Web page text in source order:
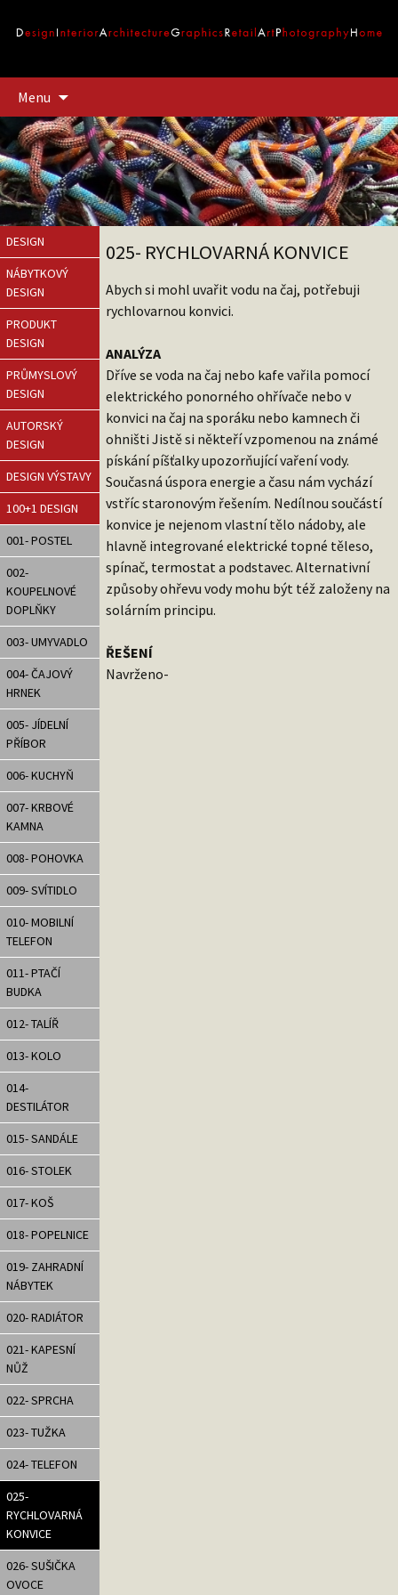
Menu
obsahu
webu
DESIGN
NÁBYTKOVÝ
DESIGN
PRODUKT
DESIGN
PRŮMYSLOVÝ
DESIGN
AUTORSKÝ
DESIGN
DESIGN VÝSTAVY
100+1 DESIGN
001- POSTEL
002-
KOUPELNOVÉ
DOPLŇKY
003- UMYVADLO
004- ČAJOVÝ
HRNEK
005- JÍDELNÍ
PŘÍBOR
006- KUCHYŇ
007- KRBOVÉ
KAMNA
008- POHOVKA
009- SVÍTIDLO
010- MOBILNÍ
TELEFON
011- PTAČÍ
BUDKA
012- TALÍŘ
013- KOLO
014-
DESTILÁTOR
015- SANDÁLE
016- STOLEK
017- KOŠ
018- POPELNICE
019- ZAHRADNÍ
NÁBYTEK
020- RADIÁTOR
021- KAPESNÍ
NŮŽ
022- SPRCHA
023- TUŽKA
024- TELEFON
025-
RYCHLOVARNÁ
KONVICE
026- SUŠIČKA
OVOCE
025- RYCHLOVARNÁ KONVICE
Abych si mohl uvařit vodu na čaj, potřebuji
rychlovarnou konvici.
ANALÝZA
Dříve se voda na čaj nebo kafe vařila pomocí
elektrického ponorného ohřívače nebo v
konvici na čaj na sporáku nebo kamnech či
ohništi Jistě si někteří vzpomenou na známé
pískání píšťalky upozorňující vaření vody.
Současná úspora energie a času nám vychází
vstříc staronovým řešením. Nedílnou součástí
konvice je nejenom vlastní tělo nádoby, ale
hlavně integrované elektrické topné těleso,
spínač, termostat a podstavec. Alternativní
způsoby ohřevu vody mohu být též založeny na
solárním principu.
ŘEŠENÍ
Navrženo-